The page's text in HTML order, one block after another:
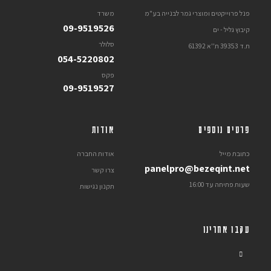
פנל פרוייקטים ומוצרי גמר לבנייה בע"מ
קיבוץ גליל - ים
ת.ד 39353 ת''א 61392
משרד
09-9519526
סלולר
054-5220802
פקס
09-9519527
פרטים נוספים
כתובת מייל
panelpro@bezeqint.net
שעות פתיחה עד 16:00
אודות
אודות החברה
צרו קשר
תקנון נגישות
עקבו אחרינו